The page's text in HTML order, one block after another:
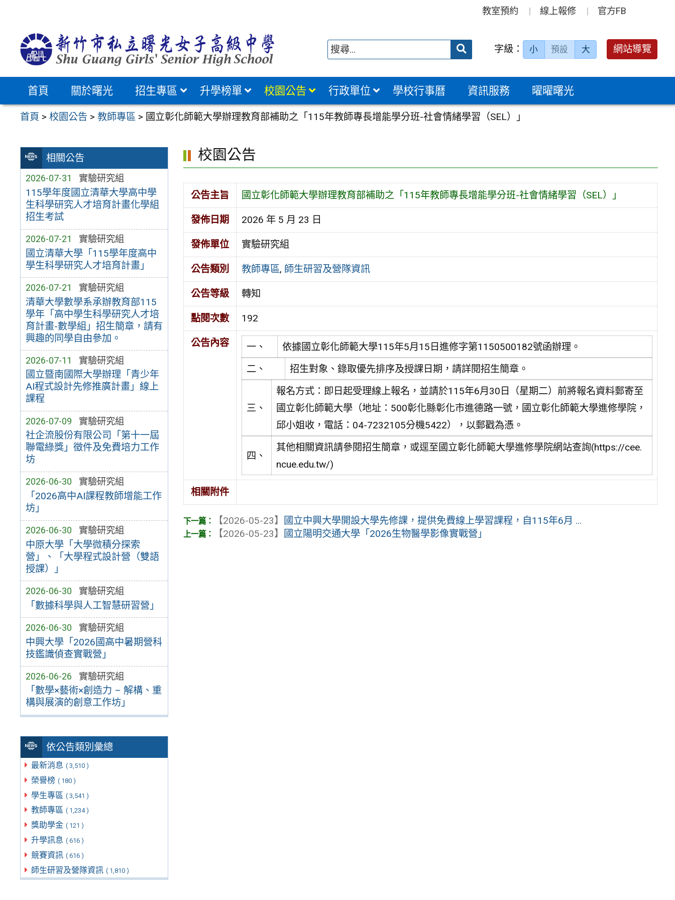
教室預約 線上報修 官方FB
送出 字級： 小 預設 大 網站導覽
首頁 關於曙光 招生專區 升學榜單 校園公告 行政單位 學校行事曆 資訊服務 曜曜曙光
首頁 >校園公告 >教師專區 > 國立彰化師範大學辦理教育部補助之「115年教師專長增能學分班-社會情緒學習（SEL）」
相關公告
2026-07-31 實驗研究組
115學年度國立清華大學高中學
生科學研究人才培育計畫化學組
招生考試
2026-07-21 實驗研究組
國立清華大學「115學年度高中
學生科學研究人才培育計畫」
2026-07-21 實驗研究組
清華大學數學系承辦教育部115
學年「高中學生科學研究人才培
育計畫-數學組」招生簡章，請有
興趣的同學自由參加。
2026-07-11 實驗研究組
國立暨南國際大學辦理「青少年
AI程式設計先修推廣計畫」線上
課程
2026-07-09 實驗研究組
社企流股份有限公司「第十一屆
聯電綠獎」徵件及免費培力工作
坊
2026-06-30 實驗研究組
「2026高中AI課程教師增能工作
坊」
2026-06-30 實驗研究組
中原大學「大學微積分探索
營」、「大學程式設計營（雙語
授課）」
2026-06-30 實驗研究組
「數據科學與人工智慧研習營」
2026-06-30 實驗研究組
中興大學「2026國高中暑期營科
技鑑識偵查實戰營」
2026-06-26 實驗研究組
「數學×藝術×創造力 – 解構、重
構與展演的創意工作坊」
依公告類別彙總
最新消息 ( 3,510 )
榮譽榜 ( 180 )
學生專區 ( 3,541 )
教師專區 ( 1,234 )
獎助學金 ( 121 )
升學訊息 ( 616 )
競賽資訊 ( 616 )
師生研習及營隊資訊 ( 1,810 )
校園公告
公告主旨 國立彰化師範大學辦理教育部補助之「115年教師專長增能學分班-社會情緒學習（SEL）」
發佈日期 2026 年 5 月 23 日
發佈單位 實驗研究組
公告類別 教師專區, 師生研習及營隊資訊
公告等級 轉知
點閱次數 192
公告內容 一、
依據國立彰化師範大學115年5月15日進修字第1150500182號函辦理。
二、
招生對象、錄取優先排序及授課日期，請詳閱招生簡章。
三、
報名方式：即日起受理線上報名，並請於115年6月30日（星期二）前將報名資料郵寄至
國立彰化師範大學（地址：500彰化縣彰化市進德路一號，國立彰化師範大學進修學院，
邱小姐收，電話：04-7232105分機5422），以郵戳為憑。
四、
其他相關資訊請參閱招生簡章，或逕至國立彰化師範大學進修學院網站查詢(https://cee.
ncue.edu.tw/)
相關附件
【2026-05-23】
國立中興大學開設大學先修課，提供免費線上學習課程，自115年6月 ...
【2026-05-23】
國立陽明交通大學「2026生物醫學影像實戰營」